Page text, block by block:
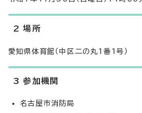
2 場所
愛知県体育館（中区二の丸1番1号）
3 参加機関
名古屋市消防局